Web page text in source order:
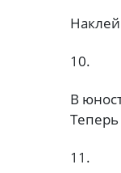
10.
В
Теперь
11.